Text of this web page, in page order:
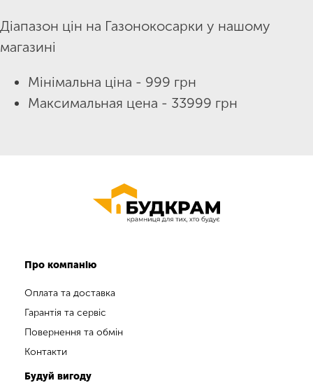
Діапазон цін на Газонокосарки у нашому
магазині
Мінімальна ціна - 999 грн
Максимальная цена - 33999 грн
Про компанію
Оплата та доставка
Гарантія та сервіс
Повернення та обмін
Контакти
Будуй вигоду